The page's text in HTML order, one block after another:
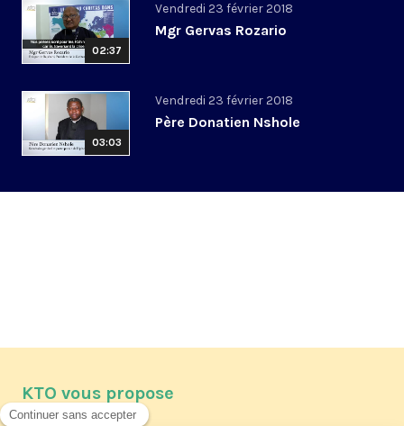
02:37
Vendredi 23 février 2018
Mgr Gervas Rozario
03:03
Vendredi 23 février 2018
Père Donatien Nshole
KTO vous propose